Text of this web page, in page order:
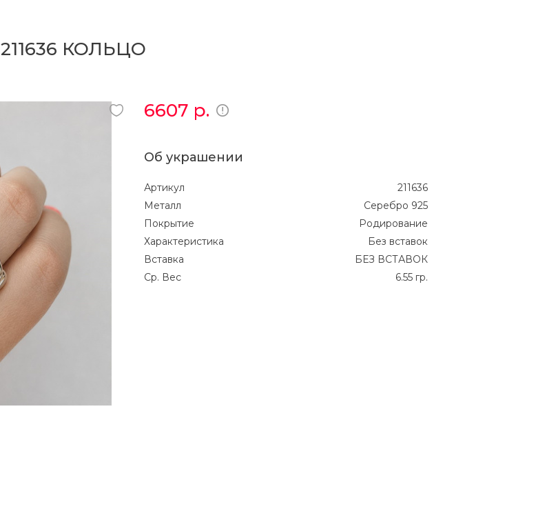
211636 КОЛЬЦО
6607 р.
Об украшении
Артикул
211636
Металл
Серебро 925
Покрытие
Родирование
Характеристика
Без вставок
Вставка
БЕЗ ВСТАВОК
Ср. Вес
6.55 гр.